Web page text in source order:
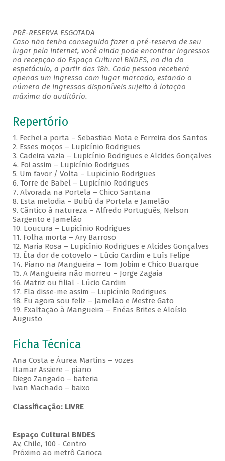
PRÉ-RESERVA ESGOTADA
Caso não tenha conseguido fazer a pré-reserva de seu
lugar pela internet, você ainda pode encontrar ingressos
na recepção do Espaço Cultural BNDES, no dia do
espetáculo, a partir das 18h. Cada pessoa receberá
apenas um ingresso com lugar marcado, estando o
número de ingressos disponíveis sujeito à lotação
máxima do auditório.
Repertório
1. Fechei a porta – Sebastião Mota e Ferreira dos Santos
2. Esses moços – Lupicínio Rodrigues
3. Cadeira vazia – Lupicínio Rodrigues e Alcides Gonçalves
4. Foi assim – Lupicínio Rodrigues
5. Um favor / Volta – Lupicínio Rodrigues
6. Torre de Babel – Lupicínio Rodrigues
7. Alvorada na Portela – Chico Santana
8. Esta melodia – Bubú da Portela e Jamelão
9. Cântico à natureza – Alfredo Português, Nelson
Sargento e Jamelão
10. Loucura – Lupicínio Rodrigues
11. Folha morta – Ary Barroso
12. Maria Rosa – Lupicínio Rodrigues e Alcides Gonçalves
13. Êta dor de cotovelo – Lúcio Cardim e Luís Felipe
14. Piano na Mangueira – Tom Jobim e Chico Buarque
15. A Mangueira não morreu – Jorge Zagaia
16. Matriz ou filial - Lúcio Cardim
17. Ela disse-me assim – Lupicínio Rodrigues
18. Eu agora sou feliz – Jamelão e Mestre Gato
19. Exaltação à Mangueira – Enéas Brites e Aloísio
Augusto
Ficha Técnica
Ana Costa e Áurea Martins – vozes
Itamar Assiere – piano
Diego Zangado – bateria
Ivan Machado – baixo
Classificação: LIVRE
Espaço Cultural BNDES
Av, Chile, 100 - Centro
Próximo ao metrô Carioca